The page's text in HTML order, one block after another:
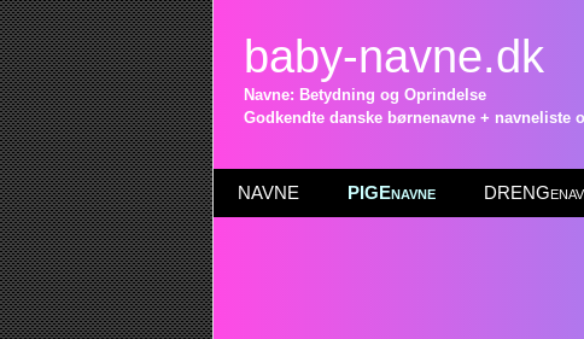
baby-navne.dk
Navne: Betydning og Oprindelse
Godkendte danske børnenavne +
NAVNE PIGEnavne